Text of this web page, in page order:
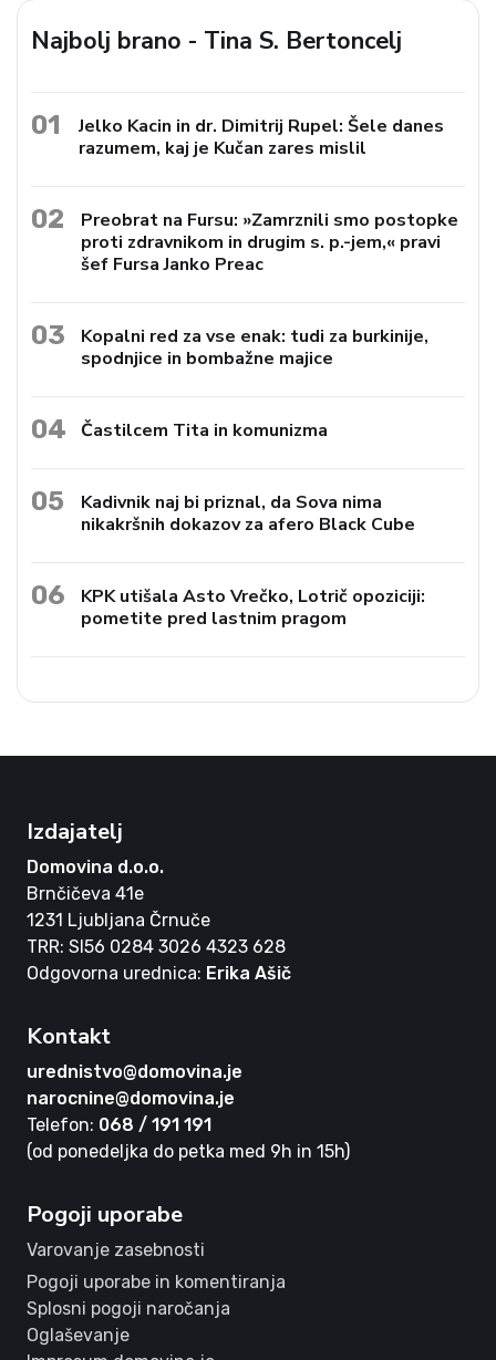
Najbolj brano - Tina S. Bertoncelj
01
Jelko Kacin in dr. Dimitrij Rupel: Šele danes
razumem, kaj je Kučan zares mislil
02
Preobrat na Fursu: »Zamrznili smo postopke
proti zdravnikom in drugim s. p.-jem,« pravi
šef Fursa Janko Preac
03
Kopalni red za vse enak: tudi za burkinije,
spodnjice in bombažne majice
04 Častilcem Tita in komunizma
05
Kadivnik naj bi priznal, da Sova nima
nikakršnih dokazov za afero Black Cube
06
KPK utišala Asto Vrečko, Lotrič opoziciji:
pometite pred lastnim pragom
Izdajatelj
Domovina d.o.o.
Brnčičeva 41e
1231 Ljubljana Črnuče
TRR: SI56 0284 3026 4323 628
Odgovorna urednica: Erika Ašič
Kontakt
urednistvo@domovina.je
narocnine@domovina.je
Telefon: 068 / 191 191
(od ponedeljka do petka med 9h in 15h)
Pogoji uporabe
Varovanje zasebnosti
Pogoji uporabe in komentiranja
Splosni pogoji naročanja
Oglaševanje